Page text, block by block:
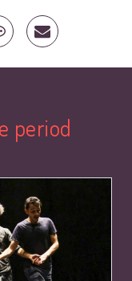
period